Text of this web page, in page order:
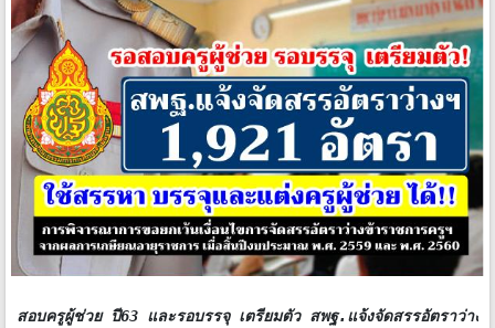
สอบครูผู้ช่วย ปี63 และรอบรรจุ เตรียมตัว สพฐ.แจ้งจัดสรรอัตราว่า